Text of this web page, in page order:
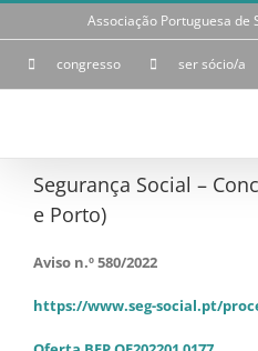
Skip
Associação Portuguesa de
congresso ser sócio/a
Segurança Social –
e Porto)
Aviso n.º 580/2022
https://www.seg-social.pt/